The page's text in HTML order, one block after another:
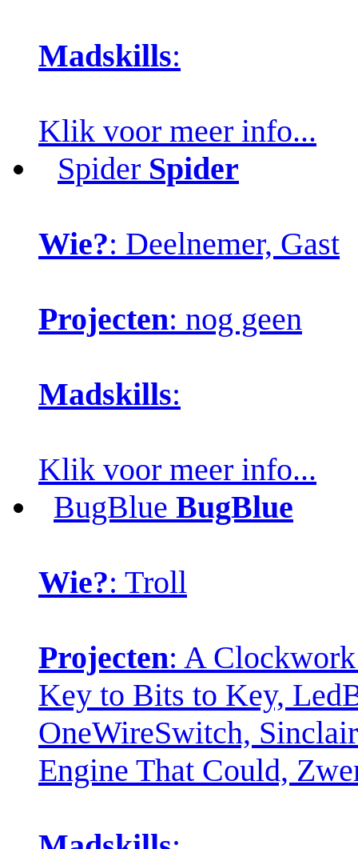
Madskills:
Klik voor meer info...
Spider Spider
Wie?: Deelnemer, Gast
Projecten: nog geen
Madskills:
Klik voor meer info...
BugBlue BugBlue
Wie?: Troll
Projecten: A
Key to Bits to Key,
OneWireSwitch,
Engine That Could,